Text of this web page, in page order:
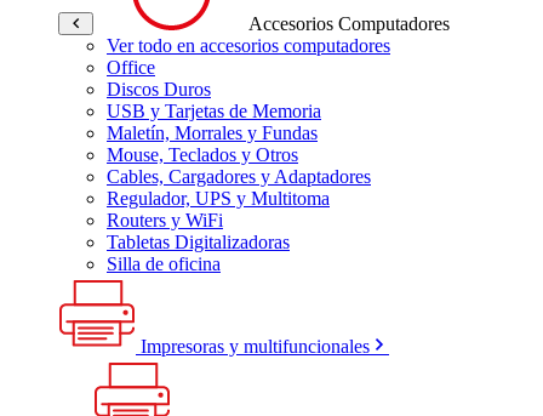
Accesorios Computadores
Ver todo en accesorios computadores
Office
Discos Duros
USB y Tarjetas de Memoria
Maletín, Morrales y Fundas
Mouse, Teclados y Otros
Cables, Cargadores y Adaptadores
Regulador, UPS y Multitoma
Routers y WiFi
Tabletas Digitalizadoras
Silla de oficina
Impresoras y multifuncionales